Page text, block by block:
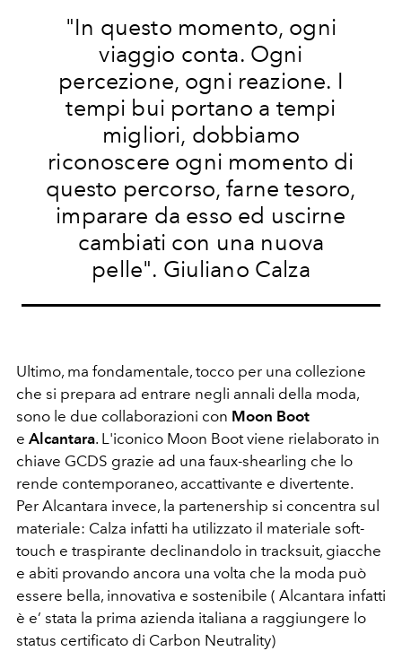
"In questo momento, ogni
viaggio conta. Ogni
percezione, ogni reazione. I
tempi bui portano a tempi
migliori, dobbiamo
riconoscere ogni momento di
questo percorso, farne tesoro,
imparare da esso ed uscirne
cambiati con una nuova
pelle". Giuliano Calza
Ultimo, ma fondamentale, tocco per una collezione
che si prepara ad entrare negli annali della moda,
sono le due collaborazioni con Moon Boot
e Alcantara. L'iconico Moon Boot viene rielaborato in
chiave GCDS grazie ad una faux-shearling che lo
rende contemporaneo, accattivante e divertente.
Per Alcantara invece, la partenership si concentra sul
materiale: Calza infatti ha utilizzato il materiale soft-
touch e traspirante declinandolo in tracksuit, giacche
e abiti provando ancora una volta che la moda può
essere bella, innovativa e sostenibile ( Alcantara infatti
è e’ stata la prima azienda italiana a raggiungere lo
status certificato di Carbon Neutrality)